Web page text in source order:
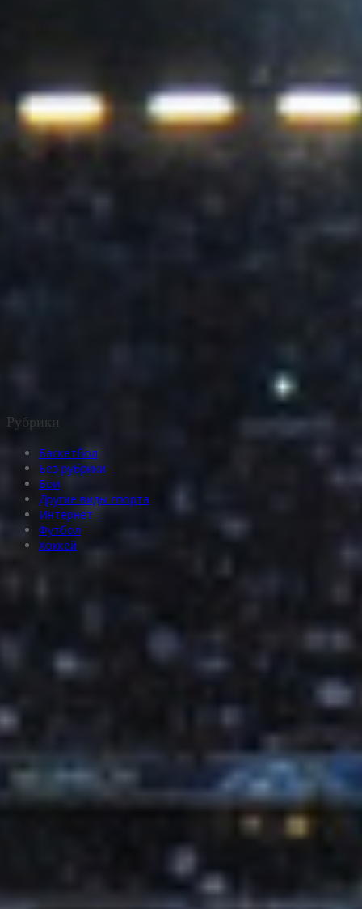
Рубрики
Баскетбол
Без рубрики
Бои
Другие виды спорта
Интернет
Футбол
Хоккей